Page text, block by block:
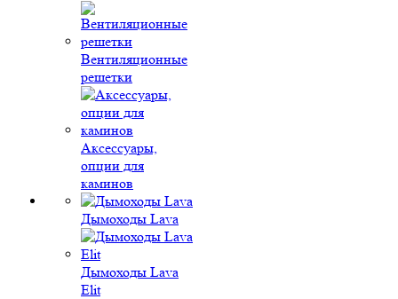
Вентиляционные
решетки
Аксессуары,
опции для
каминов
Дымоходы Lava
Дымоходы Lava
Elit